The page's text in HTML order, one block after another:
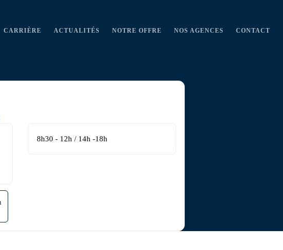
CARRIÈRE ACTUALITÉS NOTRE OFFRE NOS AGENCES CONTACT
8h30 - 12h / 14h -18h